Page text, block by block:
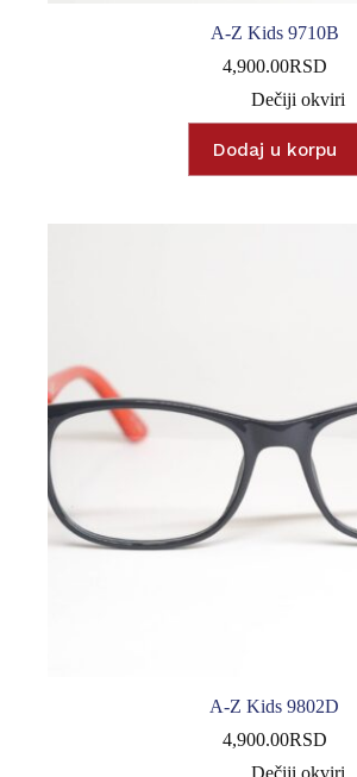
A-Z Kids 9710B
4,900.00RSD
Dečiji okviri
Dodaj u korpu
A-Z Kids 9802D
4,900.00RSD